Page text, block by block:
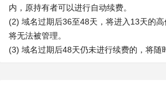
内，原持有者可以进行自动续费。
(2) 域名过期后36至48天，将进入13天的
将无法被管理。
(3) 域名过期后48天仍未进行续费的，将随